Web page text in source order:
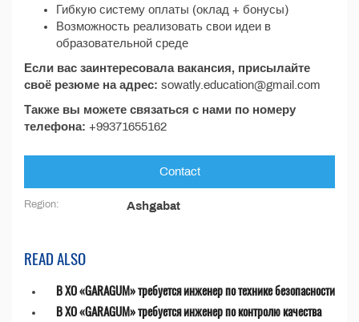
Гибкую систему оплаты (оклад + бонусы)
Возможность реализовать свои идеи в
образовательной среде
Если вас заинтересовала вакансия, присылайте
своё резюме на адрес: sowatly.education@gmail.com
Также вы можете связаться с нами по номеру
телефона: +99371655162
Contact
Region: Ashgabat
READ ALSO
В ХО «GARAGUM» требуется инженер по технике безопасности
В ХО «GARAGUM» требуется инженер по контролю качества